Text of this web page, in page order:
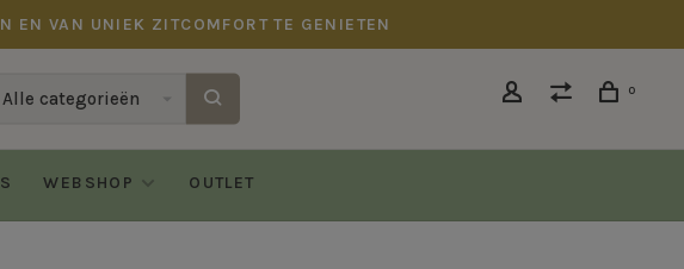
EN VAN UNIEK ZITCOMFORT TE GENIETEN
Alle categorieën 0
WEBSHOP OUTLET